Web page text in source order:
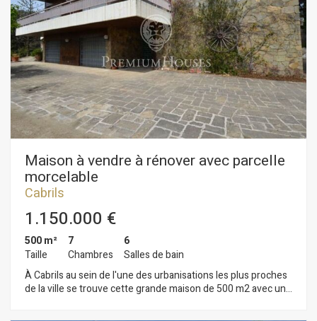
panoramiques de rêve. La tranquille chambre principale offre
un grand dressing et une salle de bains complète plus 2
autres chambres doubles et une salle de bains. À l´étage
inférieur: 3 chambres doubles, une petite cuisine, 2 salles de
bains et des toilettes d´invités. Équipement supplémentaire:
buanderie, arrosage automatique, alarme, menuiserie
extérieure avec double vitrage, penderies encastrées,
réservoir d'eau, Internet, débarras. Le jardin dispose d'une
partie en escalier pour potager écologique.
Maison à vendre à rénover avec parcelle
morcelable
Cabrils
1.150.000 €
500 m²
Taille
7
Chambres
6
Salles de bain
À Cabrils au sein de l'une des urbanisations les plus proches
de la ville se trouve cette grande maison de 500 m2 avec un